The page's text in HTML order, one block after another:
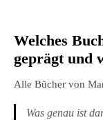
Welches
geprägt und
Alle Bücher von
Was genau ist